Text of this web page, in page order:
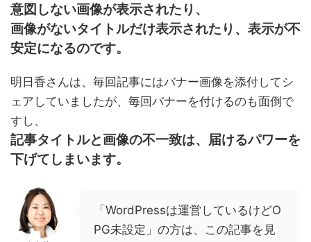
意図しない画像が表示されたり、
画像がないタイトルだけ表示されたり、表示が不
安定になるのです。
明日香さんは、毎回記事にはバナー画像を添付してシ
ェアしていましたが、毎回バナーを付けるのも面倒で
すし、
記事タイトルと画像の不一致は、届けるパワーを
下げてしまいます。
「WordPressは運営しているけどO
PG未設定」の方は、この記事を見